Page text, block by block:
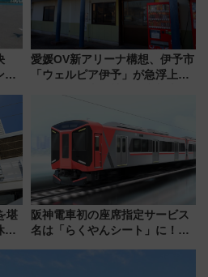
タ
愛媛OV新アリーナ構想、伊予市
「ウェルピア伊予」が急浮上！
堪
み
阪神電車初の座席指定サービス
名は「らくやんシート」に！新